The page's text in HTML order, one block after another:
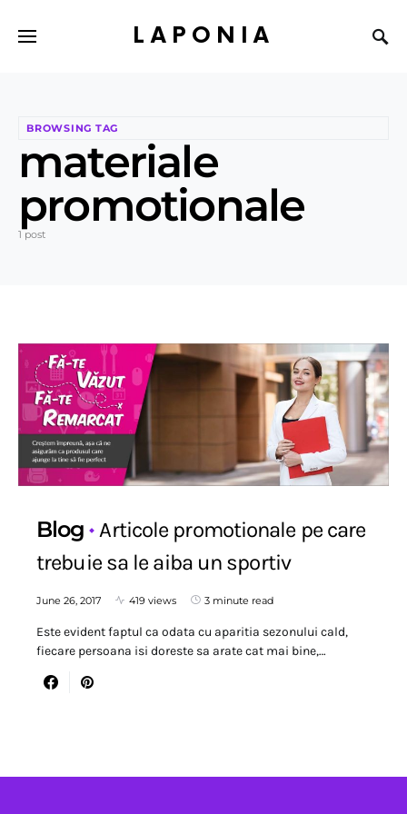
LAPONIA
BROWSING TAG
materiale
promotionale
1 post
Blog
Articole promotionale pe care
trebuie sa le aiba un sportiv
June 26, 2017 419 views 3 minute read
Este evident faptul ca odata cu aparitia sezonului cald,
fiecare persoana isi doreste sa arate cat mai bine,…